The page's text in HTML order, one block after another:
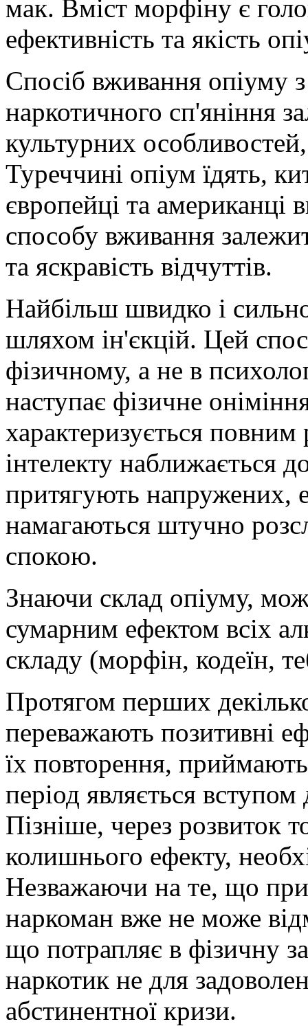
мак. Вміст морфіну є
ефективність та якість
Спосіб вживання опіуму
наркотичного сп'яніння
культурних
Туреччині опіум їдять,
європейці та американці
способу вживання
та яскравість відчуттів.
Найбільш швидко і
шляхом ін'єкцій. Цей
фізичному, а не в
наступає фізичне
характеризується
інтелекту наближається
притягують напружених,
намагаються штучно
спокою.
Знаючи склад опіуму,
сумарним ефектом всіх
складу (морфін, кодеїн,
Протягом перших
переважають позитивні
їх повторення,
період являється
Пізніше, через розвиток
колишнього ефекту,
Незважаючи на те, що
наркоман вже не може
що потрапляє в фізичну
наркотик не для
абстинентної кризи.